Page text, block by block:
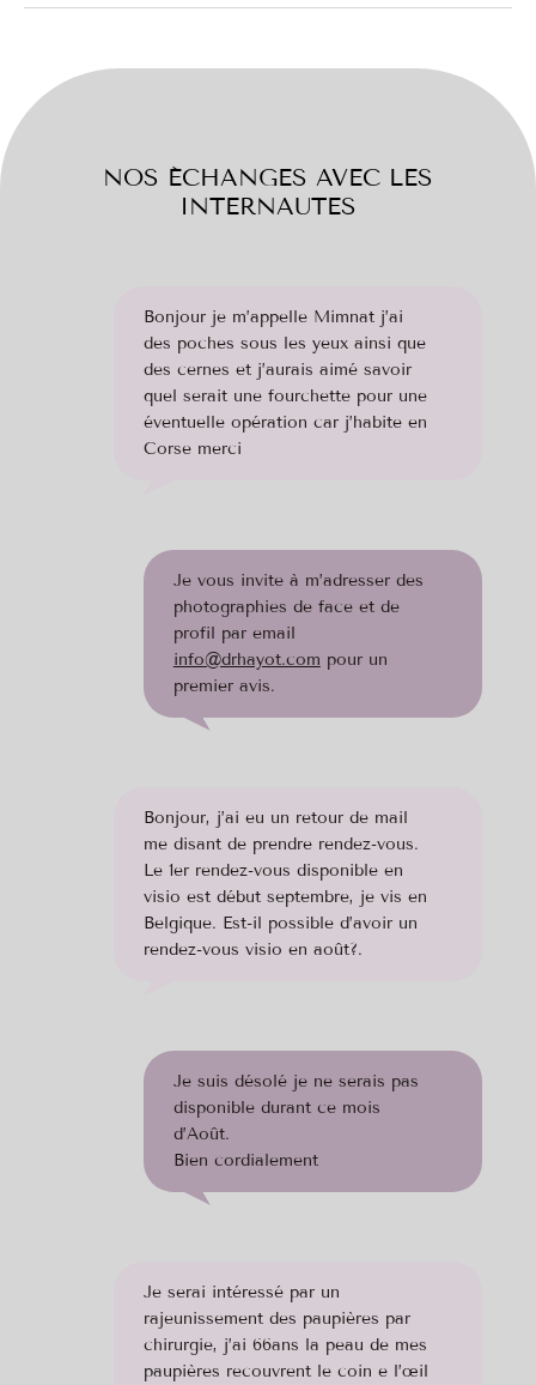
NOS ÉCHANGES AVEC LES
INTERNAUTES
Bonjour je m’appelle Mimnat j’ai
des poches sous les yeux ainsi que
des cernes et j’aurais aimé savoir
quel serait une fourchette pour une
éventuelle opération car j’habite en
Corse merci
Je vous invite à m’adresser des
photographies de face et de
profil par email
info@drhayot.com pour un
premier avis.
Bonjour, j’ai eu un retour de mail
me disant de prendre rendez-vous.
Le 1er rendez-vous disponible en
visio est début septembre, je vis en
Belgique. Est-il possible d’avoir un
rendez-vous visio en août?.
Je suis désolé je ne serais pas
disponible durant ce mois
d’Août.
Bien cordialement
Je serai intéressé par un
rajeunissement des paupières par
chirurgie, j’ai 66ans la peau de mes
paupières recouvrent le coin e l’œil